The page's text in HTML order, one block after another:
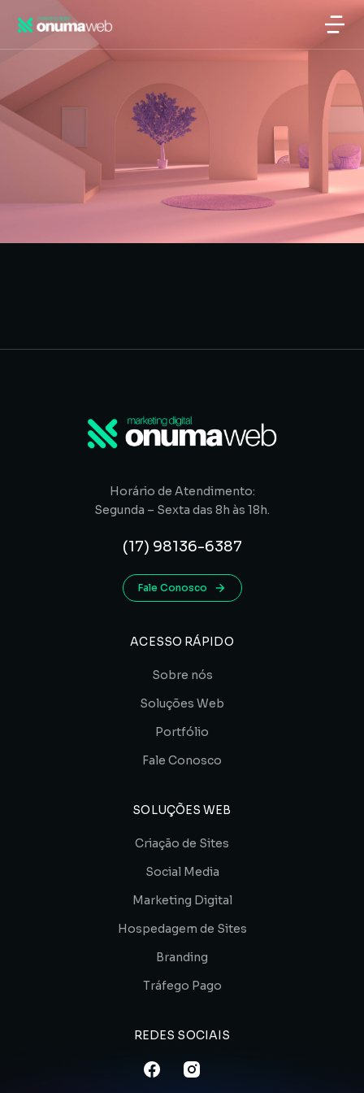
Horário de Atendimento:
Segunda – Sexta das 8h às 18h.
(17) 98136-6387
Fale Conosco
ACESSO RÁPIDO
Sobre nós
Soluções Web
Portfólio
Fale Conosco
SOLUÇÕES WEB
Criação de Sites
Social Media
Marketing Digital
Hospedagem de Sites
Branding
Tráfego Pago
REDES SOCIAIS